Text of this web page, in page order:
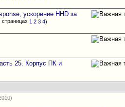
ускорение HHD за
1 2 3 4)
25. Корпус ПК и